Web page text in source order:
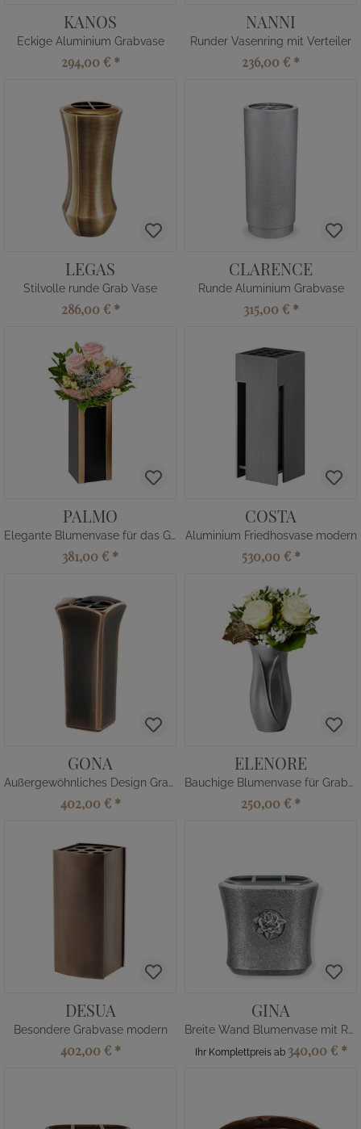
KANOS
Eckige Aluminium Grabvase
294,00 € *
NANNI
Runder Vasenring mit Verteiler
236,00 € *
LEGAS
Stilvolle runde Grab Vase
286,00 € *
CLARENCE
Runde Aluminium Grabvase
315,00 € *
PALMO
Elegante Blumenvase für das Grab
381,00 € *
COSTA
Aluminium Friedhosvase modern
530,00 € *
GONA
Außergewöhnliches Design Grabvase
402,00 € *
ELENORE
Bauchige Blumenvase für Grabmale
250,00 € *
DESUA
Besondere Grabvase modern
402,00 € *
GINA
Breite Wand Blumenvase mit Rose
Ihr Komplettpreis ab 340,00 € *